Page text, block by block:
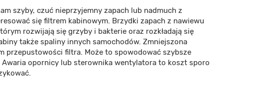
szyby, czuć nieprzyjemny zapach lub nadmuch z
się filtrem kabinowym. Brzydki zapach z nawiewu
rozwijają się grzyby i bakterie oraz rozkładają się
także spaliny innych samochodów. Zmniejszona
przepustowości filtra. Może to spowodować szybsze
opornicy lub sterownika wentylatora to koszt sporo